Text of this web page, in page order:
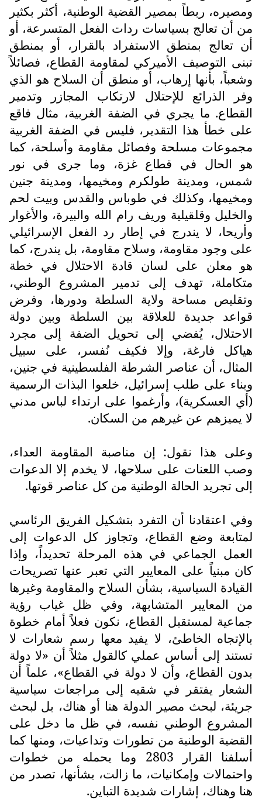
ومصيره، ربطاً بمصير القضية الوطنية، أكثر بكثير
من أن تعالج بسياسات ردات الفعل المتسرعة، أو
أن تعالج بمنطق الاستفراد بالقرار، أو بمنطق
تبنى التوصيف الأميركي لمقاومة القطاع، فصائلاً
وشعباً، بأنها إرهاب، أو منطق أن السلاح هو الذي
وفر الذرائع للإحتلال لارتكاب المجازر وتدمير
القطاع. ما يجري في الضفة الغربية، مثال فاقع
على خطأ هذا التقدير، فليس في الضفة الغربية
مجموعات مسلحة وفصائل مقاومة وأسلحة، كما
هو الحال في قطاع غزة، وما جرى في نور
شمس، ومدينة طولكرم ومخيمها، ومدينة جنين
ومخيمها، وكذلك في طوباس والقدس وبيت لحم
والخليل وقلقيلية وريف رام الله والبيرة، والأغوار
وأريحا، لا يندرج في إطار رد الفعل الإسرائيلي
على وجود مقاومة، وسلاح مقاومة، بل يندرج، كما
هو معلن على لسان قادة الاحتلال في خطة
متكاملة، تهدف إلى تدمير المشروع الوطني،
وتقليص مساحة ولاية السلطة ودورها، وفرض
قواعد جديدة للعلاقة بين السلطة وبين دولة
الاحتلال، يُفضي إلى تحويل الضفة إلى مجرد
هياكل فارغة، وإلا فكيف نُفسر، على سبيل
المثال، أن عناصر الشرطة الفلسطينية في جنين،
وبناء على طلب إسرائيل، خلعوا البذات الرسمية
(أي العسكرية)، وأرغموا على ارتداء لباس مدني
لا يميزهم عن غيرهم من السكان.
وعلى هذا نقول: إن مناصبة المقاومة العداء،
وصب اللعنات على سلاحها، لا يخدم إلا الدعوات
إلى تجريد الحالة الوطنية من كل عناصر قوتها.
وفي اعتقادنا أن التفرد بتشكيل الفريق الرئاسي
لمتابعة وضع القطاع، وتجاوز كل الدعوات إلى
العمل الجماعي في هذه المرحلة تحديداً، وإذا
كان مبنياً على المعايير التي تعبر عنها تصريحات
القيادة السياسية، بشأن السلاح والمقاومة وغيرها
من المعايير المتشابهة، وفي ظل غياب رؤية
جماعية لمستقبل القطاع، نكون فعلاً أمام خطوة
بالإتجاه الخاطئ، لا يفيد معها رسم شعارات لا
تستند إلى أساس عملي كالقول مثلاً أن «لا دولة
بدون القطاع، وأن لا دولة في القطاع»، علماً أن
الشعار يفتقر في شقيه إلى مراجعات سياسية
جريئة، لبحث مصير الدولة هنا أو هناك، بل لبحث
المشروع الوطني نفسه، في ظل ما دخل على
القضية الوطنية من تطورات وتداعيات، ومنها كما
أسلفنا القرار 2803 وما يحمله من خطوات
واحتمالات وإمكانيات، ما زالت، بشأنها، تصدر من
هنا وهناك، إشارات شديدة التباين.